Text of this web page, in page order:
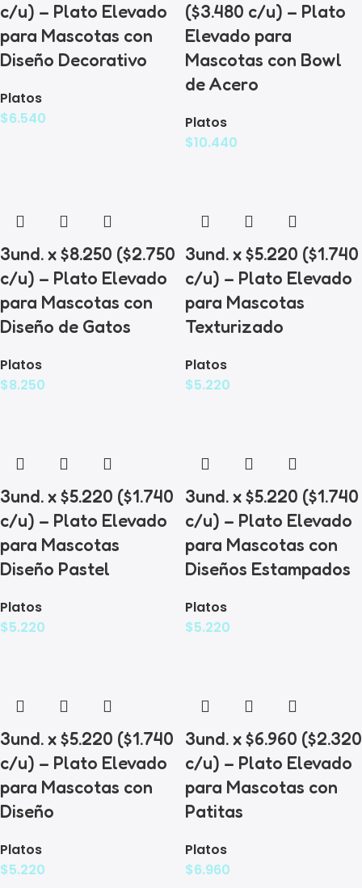
c/u) – Plato Elevado
para Mascotas con
Diseño Decorativo
Platos
$6.540
($3.480 c/u) – Plato
Elevado para
Mascotas con Bowl
de Acero
Platos
$10.440
3und. x $8.250 ($2.750
c/u) – Plato Elevado
para Mascotas con
Diseño de Gatos
Platos
$8.250
3und. x $5.220 ($1.740
c/u) – Plato Elevado
para Mascotas
Texturizado
Platos
$5.220
3und. x $5.220 ($1.740
c/u) – Plato Elevado
para Mascotas
Diseño Pastel
Platos
$5.220
3und. x $5.220 ($1.740
c/u) – Plato Elevado
para Mascotas con
Diseños Estampados
Platos
$5.220
3und. x $5.220 ($1.740
c/u) – Plato Elevado
para Mascotas con
Diseño
Platos
$5.220
3und. x $6.960 ($2.320
c/u) – Plato Elevado
para Mascotas con
Patitas
Platos
$6.960